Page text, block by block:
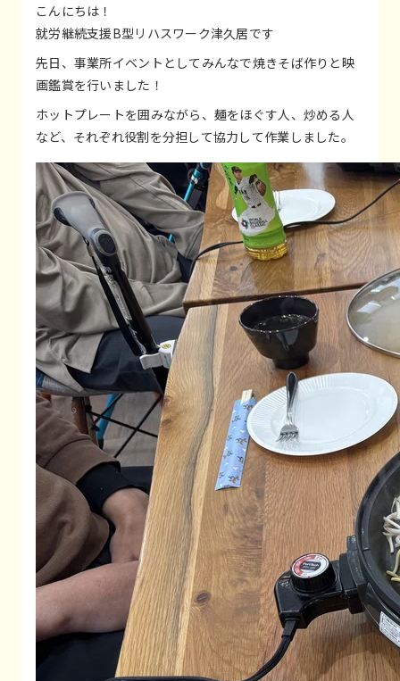
こんにちは！
就労継続支援B型リハスワーク津久居です
先日、事業所イベントとしてみんなで焼きそば作りと映
画鑑賞を行いました！
ホットプレートを囲みながら、麺をほぐす人、炒める人
など、それぞれ役割を分担して協力して作業しました。